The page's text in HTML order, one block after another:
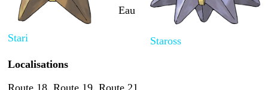
Stari
Eau
Staross
Localisations